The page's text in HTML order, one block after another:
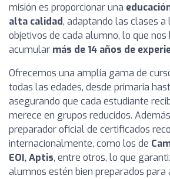
misión es proporcionar una
alta calidad, adaptando las clases a
objetivos de cada alumno, lo que nos
acumular más de 14 años de
Ofrecemos una amplia gama de
todas las edades, desde primaria
asegurando que cada estudiante
merece en grupos reducidos.
preparador oficial de certificados
internacionalmente, como los de
EOI, Aptis, entre otros, lo que
alumnos estén bien preparados para